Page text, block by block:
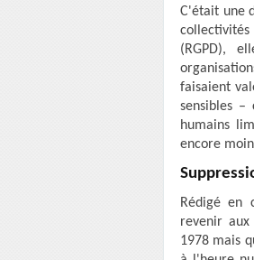
C'était une
collectivités
(RGPD),
faisaient
sensibles
humains
encore
Rédigé en
revenir aux
1978 mais